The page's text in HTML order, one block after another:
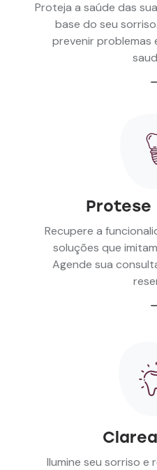
Proteja a saúde das
base do seu
prevenir problemas
Protese
Recupere a
soluções que
Agende sua
Ilumine seu sorriso e